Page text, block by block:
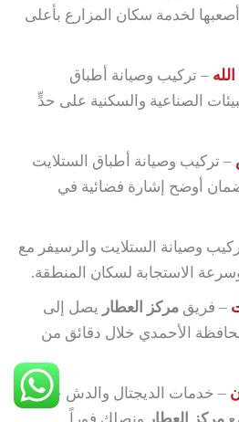
وأصعبها لخدمة سكان المزارع بأعلى
– تركيب وصيانة أطباق
الصناعية والسكنية على حدٍّ
– تركيب وصيانة أطباق الستلايت
أوضح إشارة فضائية في
وصيانة الستلايت والرسيفر مع
الاستجابة لسكان المنطقة.
– فريق مركز العطار يصل إلى
الأحمدي خلال دقائق من
– خدمات الديجتال والدش جاهزة